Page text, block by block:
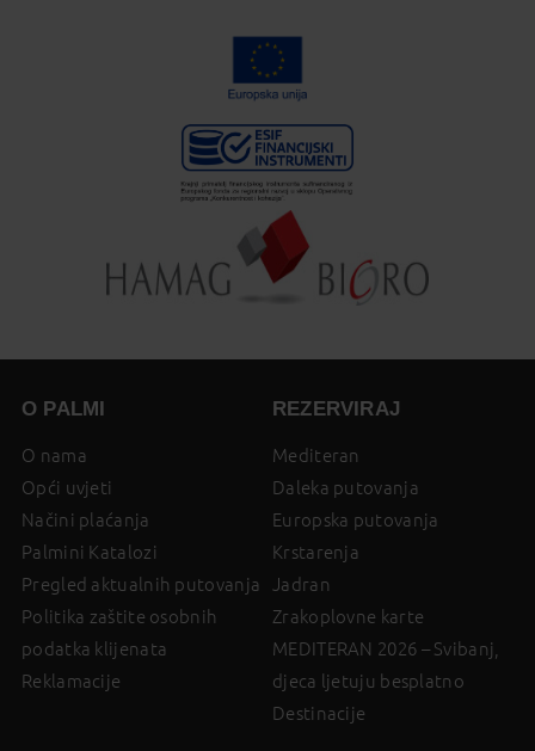
O PALMI
O nama
Opći uvjeti
Načini plaćanja
Palmini Katalozi
Pregled aktualnih putovanja
Politika zaštite osobnih
podatka klijenata
Reklamacije
REZERVIRAJ
Mediteran
Daleka putovanja
Europska putovanja
Krstarenja
Jadran
Zrakoplovne karte
MEDITERAN 2026 – Svibanj,
djeca ljetuju besplatno
Destinacije